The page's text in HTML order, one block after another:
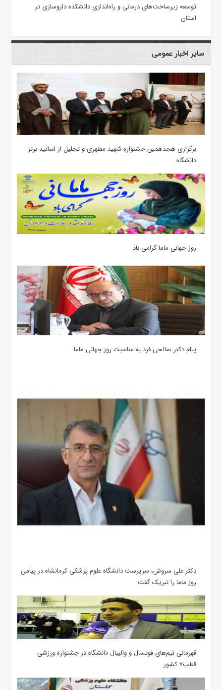
توسعه زیرساخت‌های درمانی و راه‌اندازی دانشکده داروسازی در
استان
سایر اخبار عمومی
برگزاری هجدهمین جشنواره شهید مطهری و تجلیل از اساتید برتر
دانشگاه
روز جهانی ماما گرامی باد
پیام دکتر صالحی فرد به مناسبت روز جهانی ماما
دکتر علی سروش، سرپرست دانشگاه علوم پزشکی کرمانشاه در پیامی
روز ماما را تبریک گفت
قهرمانی تیم‌های فوتسال و والیبال دانشگاه در جشنواره ورزشی
قطب۷ کشور